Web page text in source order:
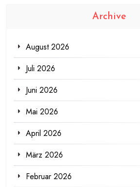
Archive
August 2026
Juli 2026
Juni 2026
Mai 2026
April 2026
März 2026
Februar 2026